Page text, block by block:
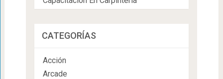
CATEGORÍAS
Acción
Arcade